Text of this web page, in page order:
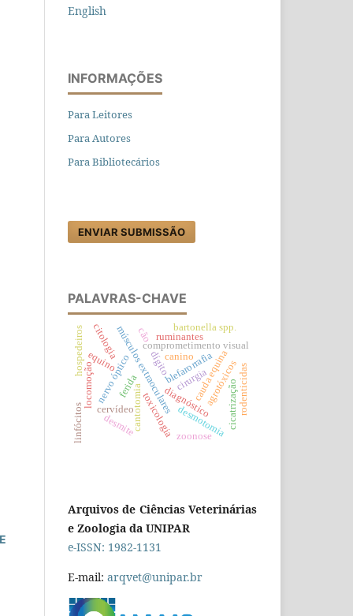
English
INFORMAÇÕES
Para Leitores
Para Autores
Para Bibliotecários
ENVIAR SUBMISSÃO
PALAVRAS-CHAVE
blefarorrafia
cantotomia
comprometimento visual
músculos extraoculares
nervo óptico
ferida
dígito
equino
diagnósticocauda equina
canino
agrotóxicosrodenticidas
toxicologia
cervídeo cicatrização
locomoção
ruminantes
desmite desmotomia
cirurgia
citologia cão
zoonose
bartonella spp.
hospedeiros
linfócitos
Arquivos de Ciências Veterinárias
e Zoologia da UNIPAR
e-ISSN: 1982-1131
E-mail: arqvet@unipar.br